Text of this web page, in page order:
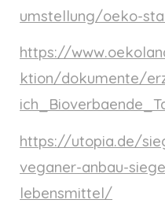
umstellung/oeko-
https://
ktion/dokumente/
https://utopia.de/
veganer-anbau-
lebensmittel/